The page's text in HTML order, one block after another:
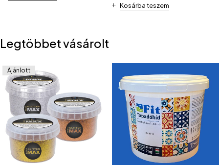
Kosárba teszem
Legtöbbet vásárolt
Ajánlott